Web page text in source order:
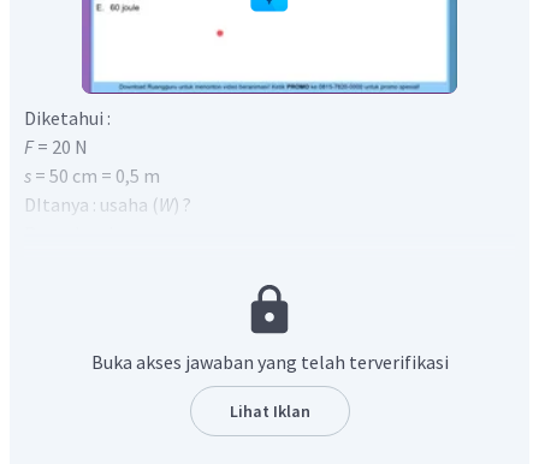
Diketahui :
F= 20 N
s = 50 cm = 0,5 m
DItanya : usaha ( W) ?
benda itu mengalami perpindahan. Dengan gaya yang
bekerja yaitu gaya yang dapat mempengaruhi perpindahan
Buka akses jawaban yang telah terverifikasi
Lihat Iklan